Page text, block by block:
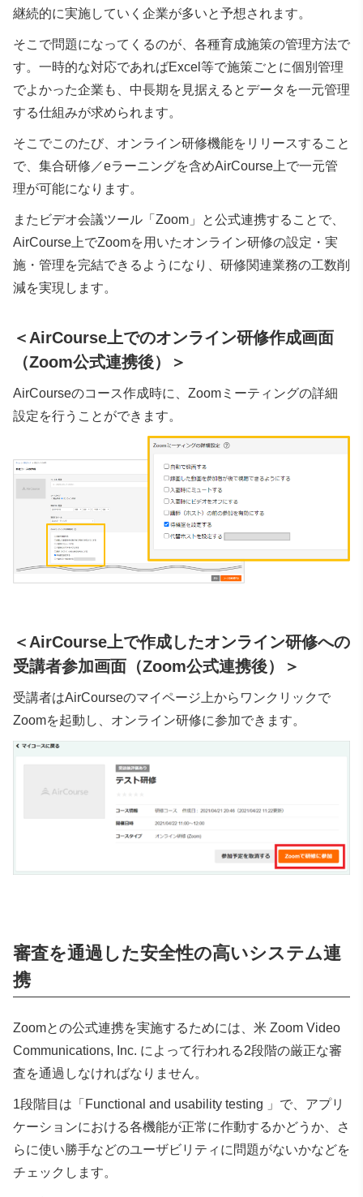
継続的に実施していく企業が多いと予想されます。
そこで問題になってくるのが、各種育成施策の管理方法で
す。一時的な対応であればExcel等で施策ごとに個別管理
でよかった企業も、中長期を見据えるとデータを一元管理
する仕組みが求められます。
そこでこのたび、オンライン研修機能をリリースすること
で、集合研修／eラーニングを含めAirCourse上で一元管
理が可能になります。
またビデオ会議ツール「Zoom」と公式連携することで、
AirCourse上でZoomを用いたオンライン研修の設定・実
施・管理を完結できるようになり、研修関連業務の工数削
減を実現します。
＜AirCourse上でのオンライン研修作成画面
（Zoom公式連携後）＞
AirCourseのコース作成時に、Zoomミーティングの詳細
設定を行うことができます。
＜AirCourse上で作成したオンライン研修への
受講者参加画面（Zoom公式連携後）＞
受講者はAirCourseのマイページ上からワンクリックで
Zoomを起動し、オンライン研修に参加できます。
審査を通過した安全性の高いシステム連
携
Zoomとの公式連携を実施するためには、米 Zoom Video
Communications, Inc. によって行われる2段階の厳正な審
査を通過しなければなりません。
1段階目は「 Functional and usability testing
」で、アプリ
ケーションにおける各機能が正常に作動するかどうか、さ
らに使い勝手などのユーザビリティに問題がないかなどを
チェックします。